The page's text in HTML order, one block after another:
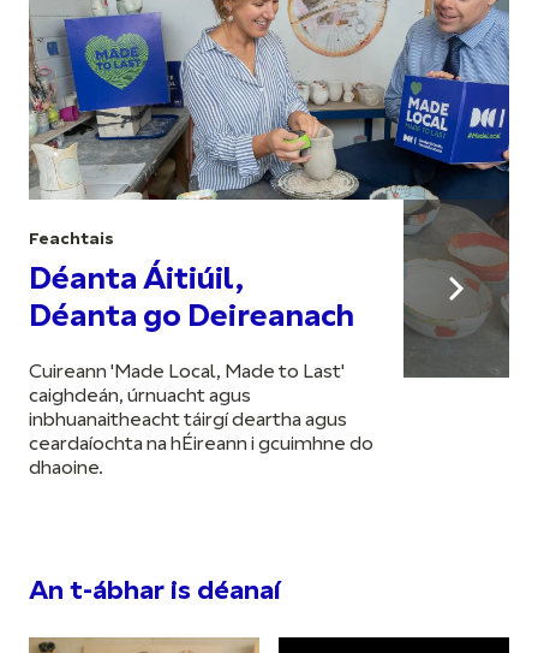
Feachtais
Déanta Áitiúil,
Déanta go Deireanach
Cuireann 'Made Local, Made to Last'
caighdeán, úrnuacht agus
inbhuanaitheacht táirgí deartha agus
ceardaíochta na hÉireann i gcuimhne do
dhaoine.
An t-ábhar is déanaí